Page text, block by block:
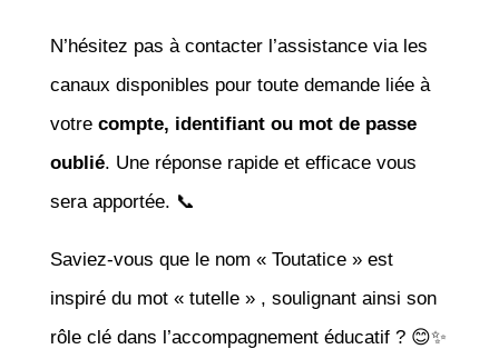
N’hésitez pas à contacter l’assistance via les
canaux disponibles pour toute demande liée à
votre compte, identifiant ou mot de passe
oublié. Une réponse rapide et efficace vous
sera apportée. 📞
Saviez-vous que le nom « Toutatice » est
inspiré du mot « tutelle » , soulignant ainsi son
rôle clé dans l’accompagnement éducatif ? 😊✨